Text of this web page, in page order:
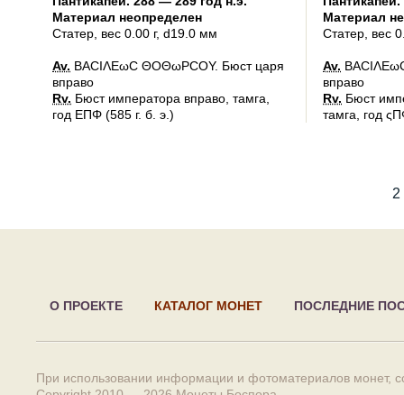
Материал неопределен
Статер , вес 0.00 г, d19.0 мм
Av. ΒΑCΙΛΕωC ΘΟΘωΡCΟΥ. Бюст царя
вправо
Rv. Бюст императора вправо, тамга,
год ΕΠΦ (585 г. б. э.)
Материал
Статер , вес
Av.
вправо
Rv. Бюст
тамга, год
2
О ПРОЕКТЕ КАТАЛОГ МОНЕТ ПОСЛЕДНИЕ
При использовании информации и фотоматериалов монет,